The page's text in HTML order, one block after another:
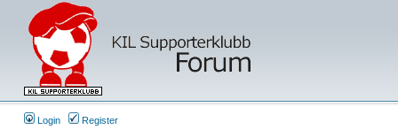
Login Register